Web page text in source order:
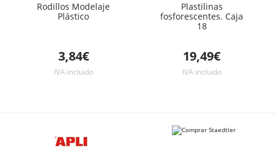
Rodillos Modelaje
Plástico
3,84€
IVA incluido
Plastilinas
fosforescentes. Caja
18
19,49€
IVA incluido